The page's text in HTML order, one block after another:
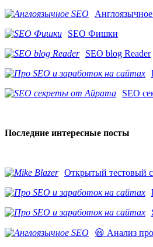
SEO Фишки
SEO blog Reader
SEO
Последние интересные посты
​Открытый тестовый
😃 Анализ